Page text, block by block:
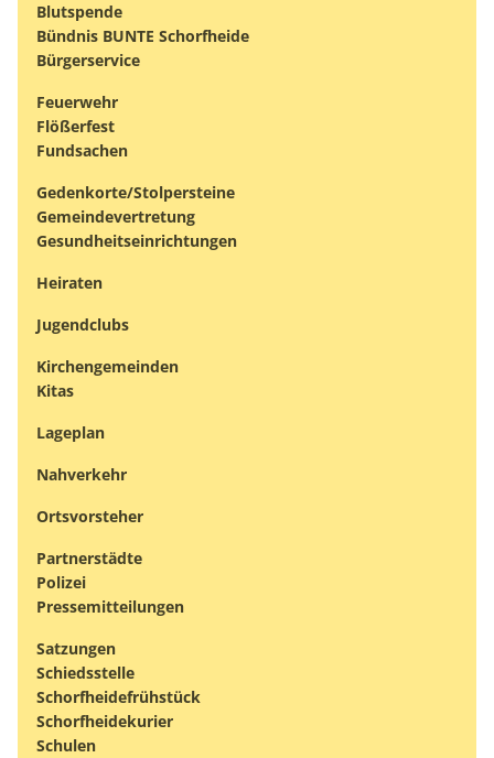
Blutspende
Bündnis BUNTE Schorfheide
Bürgerservice
Feuerwehr
Flößerfest
Fundsachen
Gedenkorte/Stolpersteine
Gemeindevertretung
Gesundheitseinrichtungen
Heiraten
Jugendclubs
Kirchengemeinden
Kitas
Lageplan
Nahverkehr
Ortsvorsteher
Partnerstädte
Polizei
Pressemitteilungen
Satzungen
Schiedsstelle
Schorfheidefrühstück
Schorfheidekurier
Schulen